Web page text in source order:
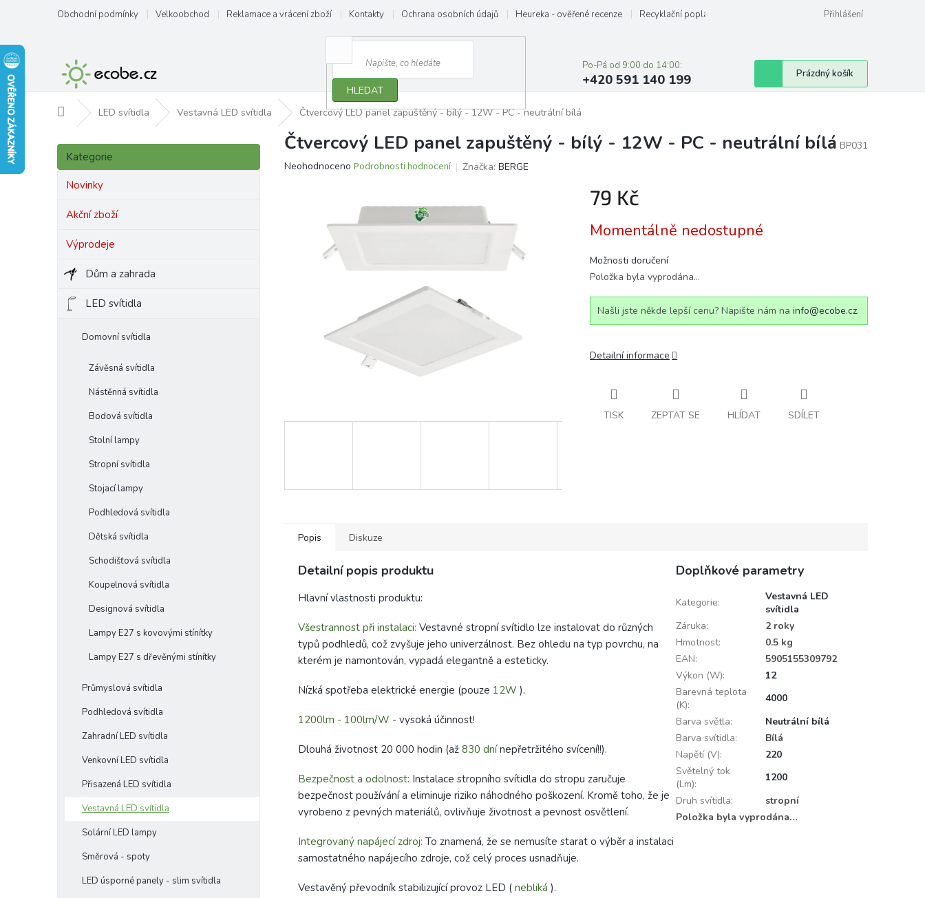
obsah
Obchodní podmínky Velkoobchod Reklamace a vrácení zboží Kontakty Ochrana osobních údajů Heureka - ověřené recenze Recyklační poplatky Přihlášení
HLEDAT
Po-Pá od 9:00 do 14:00:
+420 591 140 199
Nákupní
košík
Prázdný košík
Domů LED svítidla Vestavná LED svítidla Čtvercový LED panel zapuštěný - bílý - 12W - PC - neutrální bílá
P
s
p
Přeskočit
kategorie
Kategorie
Novinky
Akční zboží
Výprodeje
Dům a zahrada
LED svítidla
Domovní svítidla
Závěsná svítidla
Nástěnná svítidla
Bodová svítidla
Stolní lampy
Stropní svítidla
Stojací lampy
Podhledová svítidla
Dětská svítidla
Schodišťová svítidla
Koupelnová svítidla
Designová svítidla
Lampy E27 s kovovými stínítky
Lampy E27 s dřevěnými stínítky
Průmyslová svítidla
Podhledová svítidla
Zahradní LED svítidla
Venkovní LED svítidla
Přisazená LED svítidla
Vestavná LED svítidla
Solární LED lampy
Směrová - spoty
LED úsporné panely - slim svítidla
Čtvercový LED panel zapuštěný - bílý - 12W - PC - neutrální bílá BP031
Průměrné
hvězdiček.
Neohodnoceno Podrobnosti hodnocení Značka: BERGE
79 Kč
cena:
Momentálně nedostupné
Možnosti doručení
Položka byla vyprodána…
Našli jste někde lepší cenu? Napište nám na info@ecobe.cz.
Detailní informace
TISK ZEPTAT SE HLÍDAT SDÍLET
Popis Diskuze
Detailní popis produktu
Hlavní vlastnosti produktu:
Všestrannost při instalaci: Vestavné stropní svítidlo lze instalovat do různých
typů podhledů, což zvyšuje jeho univerzálnost. Bez ohledu na typ povrchu, na
kterém je namontován, vypadá elegantně a esteticky.
Nízká spotřeba elektrické energie (pouze 12W ).
1200lm - 100lm/W - vysoká účinnost!
Dlouhá životnost 20 000 hodin (až 830 dnínepřetržitého svícení!!).
Bezpečnost a odolnost: Instalace stropního svítidla do stropu zaručuje
bezpečnost používání a eliminuje riziko náhodného poškození. Kromě toho, že je
vyrobeno z pevných materiálů, ovlivňuje životnost a pevnost osvětlení.
Integrovaný napájecí zdroj: To znamená, že se nemusíte starat o výběr a instalaci
samostatného napájecího zdroje, což celý proces usnadňuje.
Vestavěný převodník stabilizující provoz LED ( nebliká ).
Doplňkové parametry
Kategorie:
Vestavná LED
svítidla
Záruka:
2 roky
Hmotnost:
0.5 kg
EAN:
5905155309792
Výkon (W):
12
Barevná teplota
(K):
4000
Barva světla:
Neutrální bílá
Barva svítidla:
Bílá
Napětí (V):
220
Světelný tok
(Lm):
1200
Druh svítidla:
stropní
Položka byla vyprodána…